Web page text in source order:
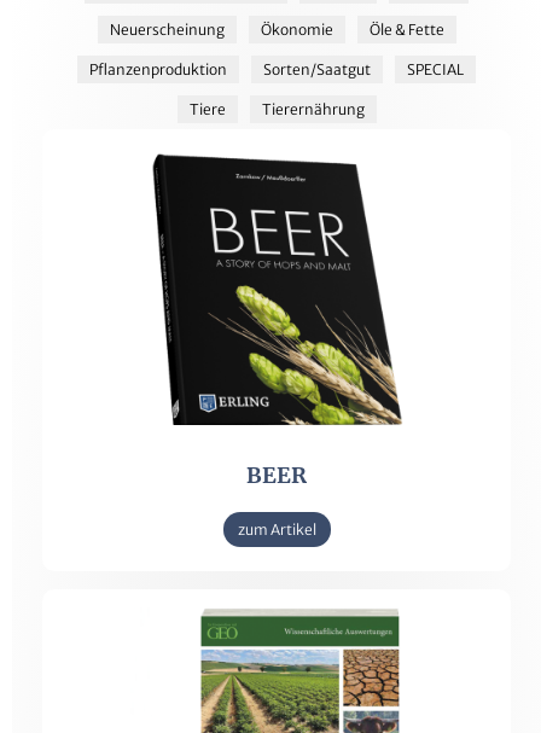
Neuerscheinung Ökonomie Öle & Fette
Pflanzenproduktion Sorten/Saatgut SPECIAL
Tiere Tierernährung
BEER
zum Artikel